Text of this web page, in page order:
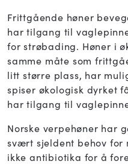
Frittgående høner
har tilgang til
for strøbading. Høner i
samme måte som
litt større plass, har
spiser økologisk dyrket
har tilgang til
Norske verpehøner har
svært sjeldent behov for
ikke antibiotika for å